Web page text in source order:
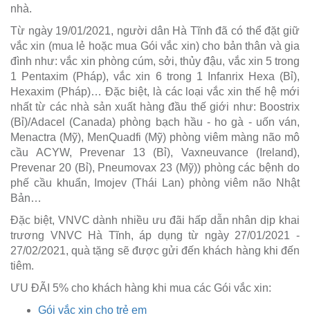
nhà.
Từ ngày 19/01/2021, người dân Hà Tĩnh đã có thể đặt giữ
vắc xin (mua lẻ hoặc mua Gói vắc xin) cho bản thân và gia
đình như: vắc xin phòng cúm, sởi, thủy đậu, vắc xin 5 trong
1 Pentaxim (Pháp), vắc xin 6 trong 1 Infanrix Hexa (Bỉ),
Hexaxim (Pháp)… Đặc biệt, là các loại vắc xin thế hệ mới
nhất từ các nhà sản xuất hàng đầu thế giới như: Boostrix
(Bỉ)/Adacel (Canada) phòng bạch hầu - ho gà - uốn ván,
Menactra (Mỹ), MenQuadfi (Mỹ) phòng viêm màng não mô
cầu ACYW, Prevenar 13 (Bỉ), Vaxneuvance (Ireland),
Prevenar 20 (Bỉ), Pneumovax 23 (Mỹ)) phòng các bệnh do
phế cầu khuẩn, Imojev (Thái Lan) phòng viêm não Nhật
Bản…
Đặc biệt, VNVC dành nhiều ưu đãi hấp dẫn nhân dịp khai
trương VNVC Hà Tĩnh, áp dụng từ ngày27/01/2021 -
27/02/2021, quà tặng sẽ được gửi đến khách hàng khi đến
tiêm.
ƯU ĐÃI 5% cho khách hàng khi mua các Gói vắc xin:
Gói vắc xin cho trẻ em